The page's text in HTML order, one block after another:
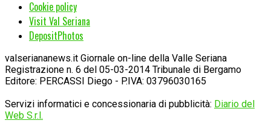
Cookie policy
Visit Val Seriana
DepositPhotos
valseriananews.it Giornale on-line della Valle Seriana
Registrazione n. 6 del 05-03-2014 Tribunale di Bergamo
Editore: PERCASSI Diego - P.IVA: 03796030165
Servizi informatici e concessionaria di pubblicità: Diario del
Web S.r.l.